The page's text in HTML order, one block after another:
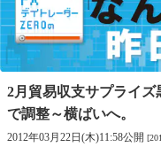
2月貿易収支サプライズ
で調整～横ばいへ。
2012年03月22日(木)11:58公開